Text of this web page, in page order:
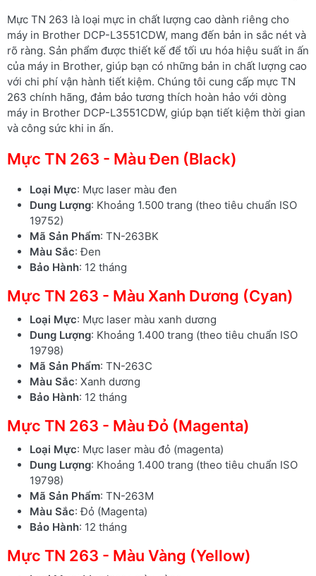
Mực TN 263 là loại mực in chất lượng cao dành riêng cho
máy in Brother DCP-L3551CDW, mang đến bản in sắc nét và
rõ ràng. Sản phẩm được thiết kế để tối ưu hóa hiệu suất in ấn
của máy in Brother, giúp bạn có những bản in chất lượng cao
với chi phí vận hành tiết kiệm. Chúng tôi cung cấp mực TN
263 chính hãng, đảm bảo tương thích hoàn hảo với dòng
máy in Brother DCP-L3551CDW, giúp bạn tiết kiệm thời gian
và công sức khi in ấn.
Mực TN 263 - Màu Đen (Black)
Loại Mực: Mực laser màu đen
Dung Lượng: Khoảng 1.500 trang (theo tiêu chuẩn ISO
19752)
Mã Sản Phẩm: TN-263BK
Màu Sắc: Đen
Bảo Hành: 12 tháng
Mực TN 263 - Màu Xanh Dương (Cyan)
Loại Mực: Mực laser màu xanh dương
Dung Lượng: Khoảng 1.400 trang (theo tiêu chuẩn ISO
19798)
Mã Sản Phẩm: TN-263C
Màu Sắc: Xanh dương
Bảo Hành: 12 tháng
Mực TN 263 - Màu Đỏ (Magenta)
Loại Mực: Mực laser màu đỏ (magenta)
Dung Lượng: Khoảng 1.400 trang (theo tiêu chuẩn ISO
19798)
Mã Sản Phẩm: TN-263M
Màu Sắc: Đỏ (Magenta)
Bảo Hành: 12 tháng
Mực TN 263 - Màu Vàng (Yellow)